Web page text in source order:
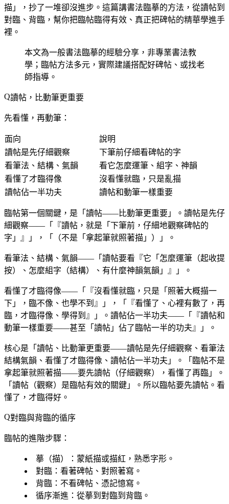
描」，抄了一堆卻沒進步。這篇講書法臨摹的方法，從讀帖到
對臨、背臨，幫你把臨帖臨得有效、真正把碑帖的精華學進手
裡。
本文為一般書法臨摹的經驗分享，非專業書法教
學；臨帖方法多元，實際建議搭配好碑帖、或找老
師指導。
讀帖，比動筆更重要
先看懂，再動筆：
面向
說明
讀帖是先仔細觀察
下筆前仔細看碑帖的字
看筆法、結構、氣韻
看它怎麼運筆、組字、神韻
看懂了才臨得像
沒看懂就臨，只是亂描
讀帖佔一半功夫
讀帖和動筆一樣重要
臨帖第一個關鍵，是「讀帖——比動筆更重要」。讀帖是先仔
細觀察——「『讀帖，就是「下筆前，仔細地觀察碑帖的
字」』」，「（不是「拿起筆就照著描」）」。
看筆法、結構、氣韻——「讀帖要看『它「怎麼運筆（起收提
按）、怎麼組字（結構）、有什麼神韻氣韻」』」。
看懂了才臨得像——「『沒看懂就臨，只是「照著大概描一
下」，臨不像、也學不到』」，「『看懂了、心裡有數了，再
臨，才臨得像、學得到』」。讀帖佔一半功夫——「『讀帖和
動筆一樣重要——甚至「讀帖」佔了臨帖一半的功夫』」。
核心是「讀帖、比動筆更重要——讀帖是先仔細觀察、看筆法
結構氣韻、看懂了才臨得像、讀帖佔一半功夫」。「臨帖不是
拿起筆就照著描——要先讀帖（仔細觀察），看懂了再臨」。
「讀帖（觀察）是臨帖有效的關鍵」。所以臨帖要先讀帖。看
懂了，才臨得好。
對臨與背臨的循序
臨帖的進階步驟：
摹（描）
：蒙紙描或描紅，熟悉字形。
對臨 ：看著碑帖、對照著寫。
背臨 ：不看碑帖、憑記憶寫。
循序漸進 ：從摹到對臨到背臨。